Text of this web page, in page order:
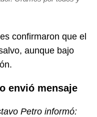
confirmaron que el
aunque bajo
envió mensaje
Petro informó: